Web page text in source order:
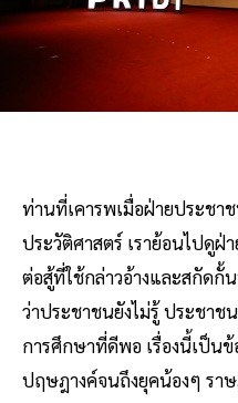
ท่านที่เคารพเมื่อฝ่ายประชา
ประวัติศาสตร์ เราย้อนไปดูฝ่
ต่อสู้ที่ใช้กล่าวอ้างและสกัดกั้
ว่าประชาชนยังไม่รู้ ประชาช
การศึกษาที่ดีพอ เรื่องนี้เป็นข้
ปฤษฎางค์จนถึงยุคน้องๆ รา